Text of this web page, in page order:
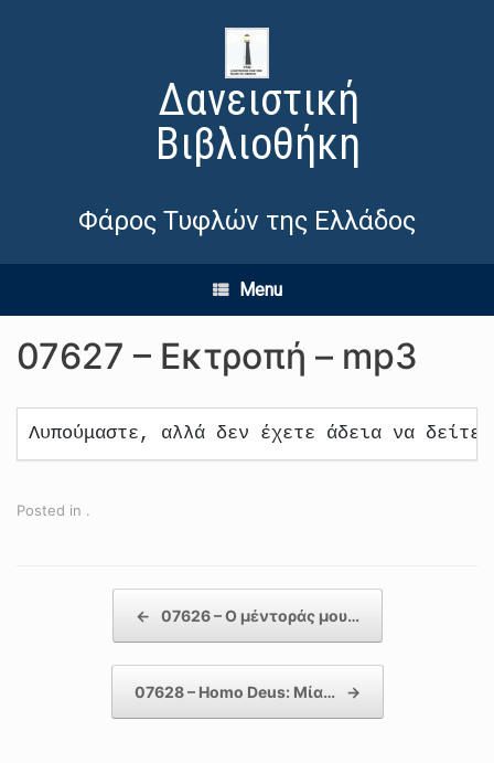
Δανειστική
Βιβλιοθήκη
Φάρος Τυφλών της Ελλάδος
Menu
07627 – Εκτροπή – mp3
Λυπούμαστε, αλλά δεν έχετε άδεια να δείτε
Posted in .
← 07626 – Ο μέντοράς μου…
07628 – Homo Deus: Μία… →